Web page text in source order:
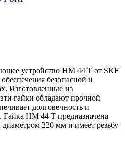
устройство HM 44 T от SKF
безопасной и
Изготовленные из
гайки обладают прочной
долговечность и
Гайка HM 44 T предназначена
диаметром 220 мм и имеет резьбу